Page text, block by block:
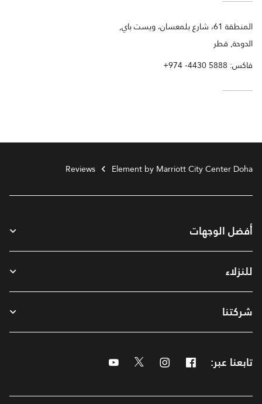
المنطقة 61، شارع بلمعسان، ويست باي,
الدوحة, قطر
فاكس: +974 -4430 5888
Element by Marriott City Center Doha
Reviews
أفضل الوجهات
للنزلاء
شركتنا
تابعنا عبر: Facebook
Instagram
Twitter